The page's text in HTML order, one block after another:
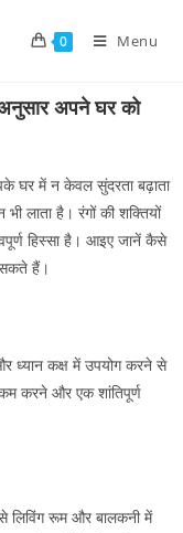
0 Menu
अपने घर को
घर में न केवल सुंदरता बढ़ाता
लाता है। रंगों की शक्तियों
हिस्सा है। आइए जानें कैसे
हैं।
ध्यान कक्ष में उपयोग करने से
करने और एक शांतिपूर्ण
लिविंग रूम और बालकनी में